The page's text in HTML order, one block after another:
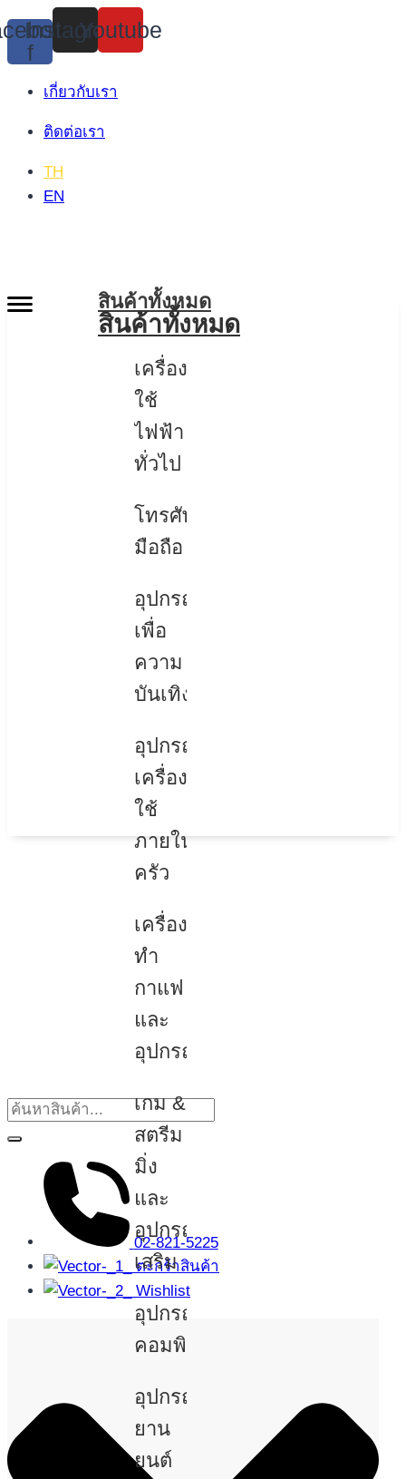
Skip
to
content
f
Instagram
Youtube
เกี่ยวกับเรา
ติดต่อเรา
TH
EN
สินค้าทั้งหมด
สินค้าทั้งหมด
เครื่อง
ใช้
ไฟฟ้า
ทั่วไป
โทรศัพท์
มือถือ
อุปกรณ์
เพื่อ
ความ
บันเทิง
อุปกรณ์
เครื่อง
ใช้
ภายใน
ครัว
เครื่อง
ทำ
กาแฟ
และ
อุปกรณ์
เกม &
สตรีม
มิ่ง
และ
อุปกรณ์
เสริม
อุปกรณ์
คอมพิวเตอร์
อุปกรณ์
ยาน
ยนต์
02-821-5225
ตะกร้าสินค้า
Wishlist